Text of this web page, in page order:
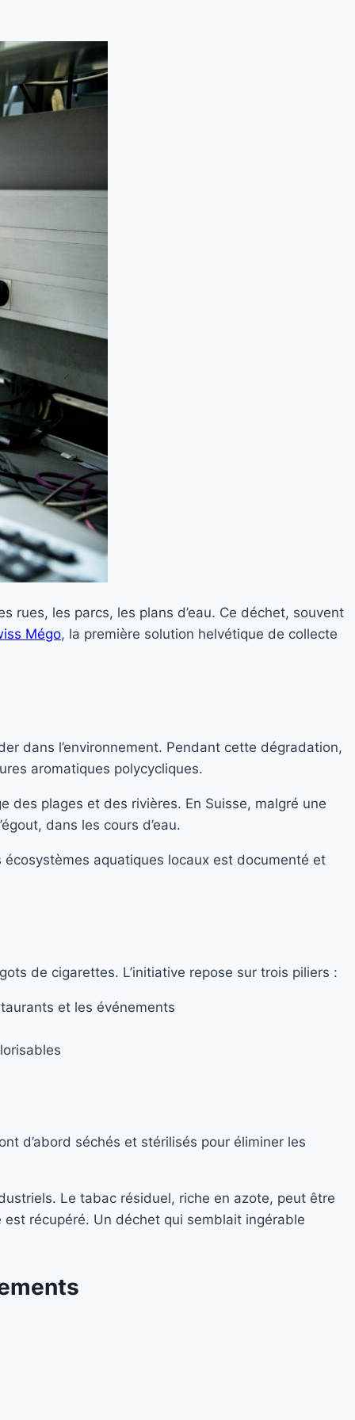
rues, les parcs, les plans d’eau. Ce déchet, souvent
Mégo, la première solution helvétique de collecte
dans l’environnement. Pendant cette dégradation,
aromatiques polycycliques.
des plages et des rivières. En Suisse, malgré une
dans les cours d’eau.
écosystèmes aquatiques locaux est documenté et
de cigarettes. L’initiative repose sur trois piliers :
et les événements
d’abord séchés et stérilisés pour éliminer les
Le tabac résiduel, riche en azote, peut être
récupéré. Un déchet qui semblait ingérable